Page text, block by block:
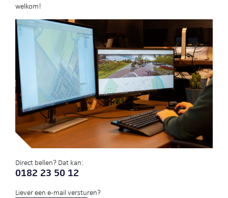
welkom!
Direct bellen? Dat kan:
0182 23 50 12
Liever een e-mail versturen?